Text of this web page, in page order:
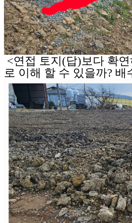
<연접 토지(답)보다 확
로 이해 할 수 있을까? 배